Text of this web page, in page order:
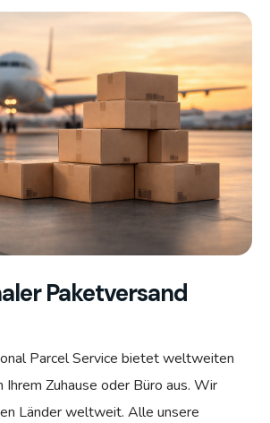
Paketversand
Parcel Service bietet weltweiten
Zuhause oder Büro aus. Wir
Länder weltweit. Alle unsere